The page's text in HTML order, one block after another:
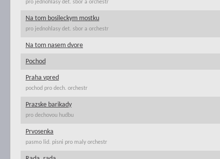
pro jednohlasy det. sbor a orchestr
Na tom bosileckym mostku
pro jednohlasy det. sbor a orchestr
Na tom nasem dvore
Pochod
Praha vpred
pochod pro dech. orchestr
Prazske barikady
pro dechovou hudbu
Prvosenka
pasmo lid. pisni pro maly orchestr